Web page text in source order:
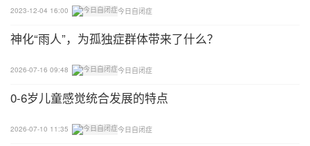
口角位置拉伸、上唇平行肌的按压。
减少唇侧向回缩——首先，治疗师带上手套，拇指放
在学生腮部内侧，其余四指在脸颊外侧，向口正中位
颊，向正中位置拉伸脸部肌肉。最后，治疗用拇指放
2023-12-04 16:00 今日自闭症
神化“雨人”，为孤独症群体带来了什么？
2026-07-16 09:48 今日自闭症
0-6岁儿童感觉统合发展的特点
2026-07-10 11:35 今日自闭症